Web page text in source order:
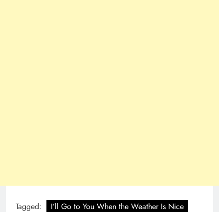
Tagged: I’ll Go to You When the Weather Is Nice